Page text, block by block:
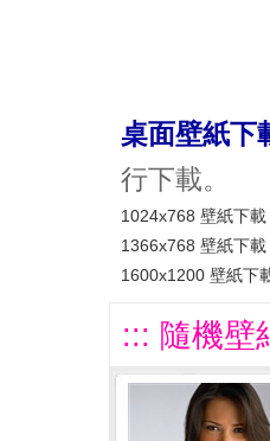
桌面壁紙下
行下載。
1024x768 壁紙下載
1366x768 壁紙下載
1600x1200 壁紙下
::: 隨機壁